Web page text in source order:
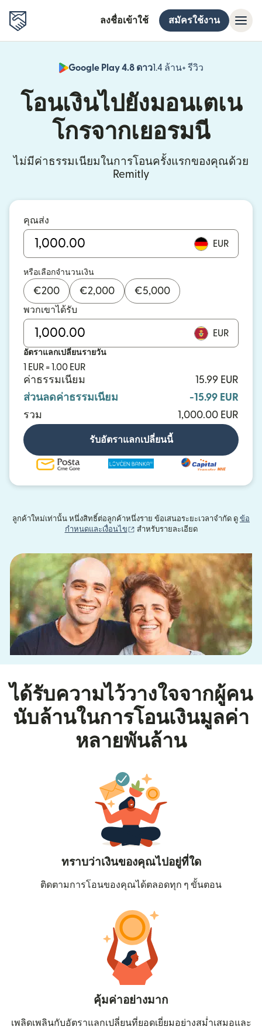
ลงชื่อเข้าใช้ สมัครใช้งาน
Google Play 4.8 ดาว1.4 ล้าน+ รีวิว
(เปิดในหน้าต่
โอนเงินไปยังมอนเตเน
โกรจากเยอรมนี
ไม่มีค่าธรรมเนียมในการโอนครั้งแรกของคุณด้วย
Remitly
คุณส่ง
EUR
หรือเลือกจำนวนเงิน
€200 €2,000 €5,000
พวกเขาได้รับ
EUR
อัตราแลกเปลี่ยนรายวัน
1 EUR = 1.00 EUR
ค่าธรรมเนียม
15.99 EUR
ส่วนลดค่าธรรมเนียม
-15.99 EUR
รวม
1,000.00 EUR
รับอัตราแลกเปลี่ยนนี้
ลูกค้าใหม่เท่านั้น หนึ่งสิทธิ์ต่อลูกค้าหนึ่งราย ข้อเสนอระยะเวลาจำกัด ดู ข้อ
กำหนดและเงื่อนไข
(เปิดในหน้าต่างใหม่)
สำหรับรายละเอียด
ได้รับความไว้วางใจจากผู้คน
นับล้านในการโอนเงินมูลค่า
หลายพันล้าน
ทราบว่าเงินของคุณไปอยู่ที่ใด
ติดตามการโอนของคุณได้ตลอดทุก ๆ ขั้นตอน
คุ้มค่าอย่างมาก
เพลิดเพลินกับอัตราแลกเปลี่ยนที่ยอดเยี่ยมอย่างสม่ำเสมอและ